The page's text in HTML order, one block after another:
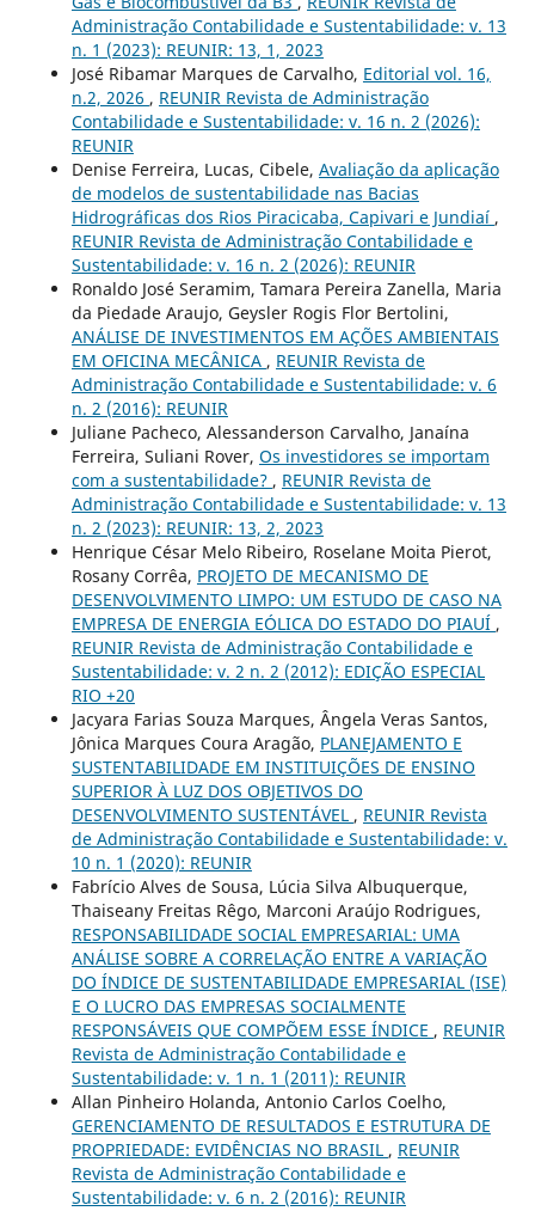
Administração Contabilidade e Sustentabilidade: v. 13
n. 1 (2023): REUNIR: 13, 1, 2023
José Ribamar Marques de Carvalho, Editorial vol. 16,
n.2, 2026 , REUNIR Revista de Administração
Contabilidade e Sustentabilidade: v. 16 n. 2 (2026):
REUNIR
Denise Ferreira, Lucas, Cibele, Avaliação da aplicação
de modelos de sustentabilidade nas Bacias
Hidrográficas dos Rios Piracicaba, Capivari e Jundiaí ,
REUNIR Revista de Administração Contabilidade e
Sustentabilidade: v. 16 n. 2 (2026): REUNIR
Ronaldo José Seramim, Tamara Pereira Zanella, Maria
da Piedade Araujo, Geysler Rogis Flor Bertolini,
ANÁLISE DE INVESTIMENTOS EM AÇÕES AMBIENTAIS
EM OFICINA MECÂNICA , REUNIR Revista de
Administração Contabilidade e Sustentabilidade: v. 6
n. 2 (2016): REUNIR
Juliane Pacheco, Alessanderson Carvalho, Janaína
Ferreira, Suliani Rover, Os investidores se importam
com a sustentabilidade? , REUNIR Revista de
Administração Contabilidade e Sustentabilidade: v. 13
n. 2 (2023): REUNIR: 13, 2, 2023
Henrique César Melo Ribeiro, Roselane Moita Pierot,
Rosany Corrêa, PROJETO DE MECANISMO DE
DESENVOLVIMENTO LIMPO: UM ESTUDO DE CASO NA
EMPRESA DE ENERGIA EÓLICA DO ESTADO DO PIAUÍ ,
REUNIR Revista de Administração Contabilidade e
Sustentabilidade: v. 2 n. 2 (2012): EDIÇÃO ESPECIAL
RIO +20
Jacyara Farias Souza Marques, Ângela Veras Santos,
Jônica Marques Coura Aragão, PLANEJAMENTO E
SUSTENTABILIDADE EM INSTITUIÇÕES DE ENSINO
SUPERIOR À LUZ DOS OBJETIVOS DO
DESENVOLVIMENTO SUSTENTÁVEL , REUNIR Revista
de Administração Contabilidade e Sustentabilidade: v.
10 n. 1 (2020): REUNIR
Fabrício Alves de Sousa, Lúcia Silva Albuquerque,
Thaiseany Freitas Rêgo, Marconi Araújo Rodrigues,
RESPONSABILIDADE SOCIAL EMPRESARIAL: UMA
ANÁLISE SOBRE A CORRELAÇÃO ENTRE A VARIAÇÃO
DO ÍNDICE DE SUSTENTABILIDADE EMPRESARIAL (ISE)
E O LUCRO DAS EMPRESAS SOCIALMENTE
RESPONSÁVEIS QUE COMPÕEM ESSE ÍNDICE , REUNIR
Revista de Administração Contabilidade e
Sustentabilidade: v. 1 n. 1 (2011): REUNIR
Allan Pinheiro Holanda, Antonio Carlos Coelho,
GERENCIAMENTO DE RESULTADOS E ESTRUTURA DE
PROPRIEDADE: EVIDÊNCIAS NO BRASIL , REUNIR
Revista de Administração Contabilidade e
Sustentabilidade: v. 6 n. 2 (2016): REUNIR